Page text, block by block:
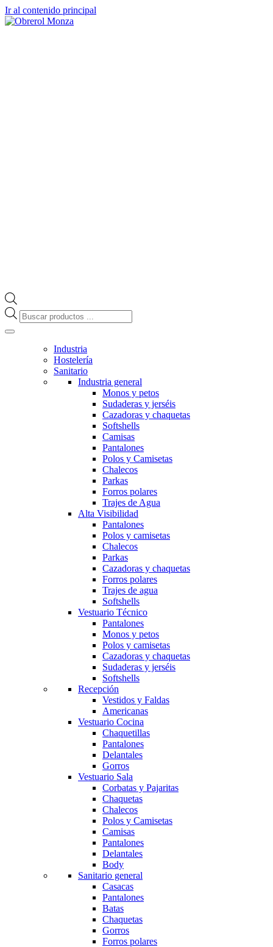
Ir al contenido principal
Búsqueda
de
Industria
Hostelería
Sanitario
Industria general
Monos y petos
Sudaderas y jerséis
Cazadoras y chaquetas
Softshells
Camisas
Pantalones
Polos y Camisetas
Chalecos
Parkas
Forros polares
Trajes de Agua
Alta Visibilidad
Pantalones
Polos y camisetas
Chalecos
Parkas
Cazadoras y chaquetas
Forros polares
Trajes de agua
Softshells
Vestuario Técnico
Pantalones
Monos y petos
Polos y camisetas
Cazadoras y chaquetas
Sudaderas y jerséis
Softshells
Recepción
Vestidos y Faldas
Americanas
Vestuario Cocina
Chaquetillas
Pantalones
Delantales
Gorros
Vestuario Sala
Corbatas y Pajaritas
Chaquetas
Chalecos
Polos y Camisetas
Camisas
Pantalones
Delantales
Body
Sanitario general
Casacas
Pantalones
Batas
Chaquetas
Gorros
Forros polares